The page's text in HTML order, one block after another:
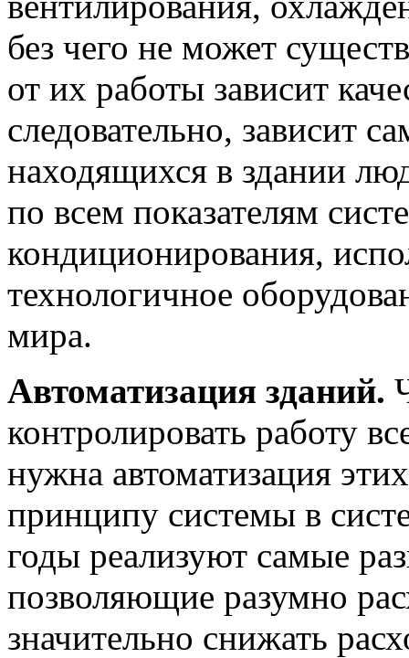
без чего не может
от их работы зависит
следовательно, зависит
находящихся в здании
по всем показателям
кондиционирования,
технологичное
мира.
Автоматизация зданий.
контролировать работу
нужна автоматизация
принципу системы в
годы реализуют самые
позволяющие разумно
значительно снижать